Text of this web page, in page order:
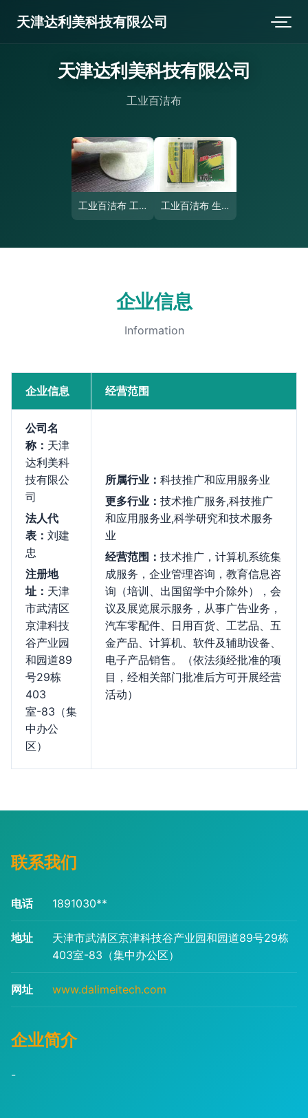
天津达利美科技有限公司
天津达利美科技有限公司
工业百洁布
工业百洁布 工业表面处理的全能助手 工业百洁布 生产现场的灵活清洁利器
企业信息
Information
企业信息 经营范围
公司名
称： 天津
达利美科
技有限公
司
法人代
表： 刘建
忠
注册地
址： 天津
市武清区
京津科技
谷产业园
和园道89
号29栋
403
室-83（集
中办公
区）
所属行业： 科技推广和应用服务业
更多行业： 技术推广服务,科技推广
和应用服务业,科学研究和技术服务
业
经营范围： 技术推广，计算机系统集
成服务，企业管理咨询，教育信息咨
询（培训、出国留学中介除外），会
议及展览展示服务，从事广告业务，
汽车零配件、日用百货、工艺品、五
金产品、计算机、软件及辅助设备、
电子产品销售。（依法须经批准的项
目，经相关部门批准后方可开展经营
活动）
联系我们
电话 1891030**
地址
天津市武清区京津科技谷产业园和园道89号29栋
403室-83（集中办公区）
网址 www.dalimeitech.com
企业简介
-